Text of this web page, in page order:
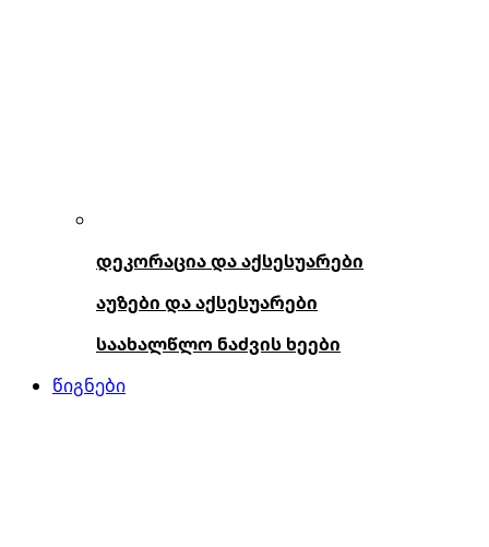
დეკორაცია და აქსესუარები
აუზები და აქსესუარები
საახალწლო ნაძვის ხეები
წიგნები